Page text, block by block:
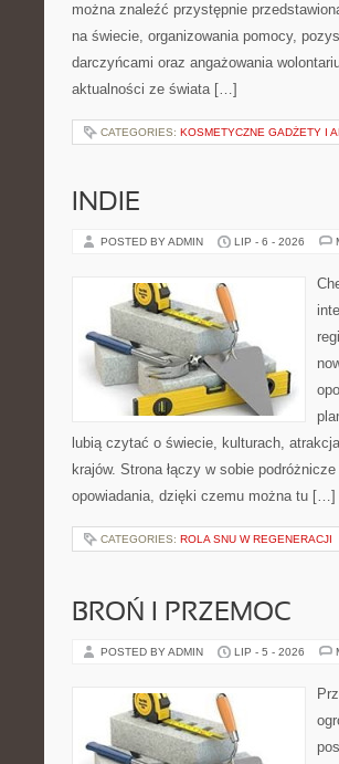
można znaleźć przystępnie
na świecie, organizowania pomocy,
darczyńcami oraz angażowania
aktualności ze świata […]
CATEGORIES: KOSMETYCZNE GADŻETY I
INDIE
POSTED BY ADMIN LIP - 6 - 2026
lubią czytać o świecie, kulturach,
krajów. Strona łączy w sobie
opowiadania, dzięki czemu można tu […]
CATEGORIES: ROLA SNU W REGENERACJI
BROŃ I PRZEMOC
POSTED BY ADMIN LIP - 5 - 2026